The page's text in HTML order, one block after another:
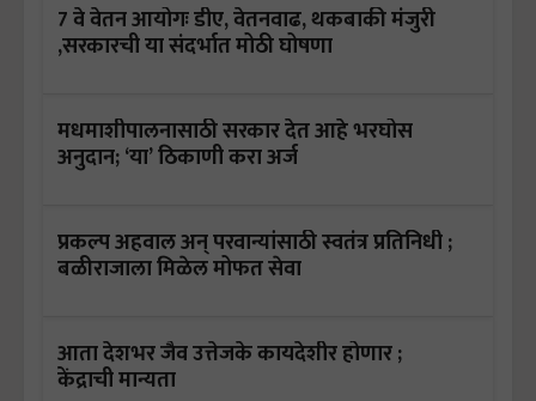
7 वे वेतन आयोगः डीए, वेतनवाढ, थकबाकी मंजुरी
,सरकारची या संदर्भात मोठी घोषणा
मधमाशीपालनासाठी सरकार देत आहे भरघोस
अनुदान; ‘या’ ठिकाणी करा अर्ज
प्रकल्प अहवाल अन् परवान्यांसाठी स्वतंत्र प्रतिनिधी ;
बळीराजाला मिळेल मोफत सेवा
आता देशभर जैव उत्तेजके कायदेशीर होणार ;
केंद्राची मान्यता